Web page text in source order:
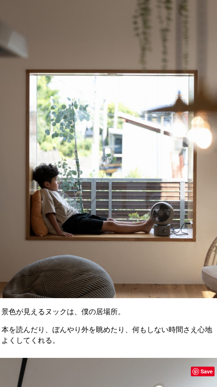
景色が見えるヌックは、僕の居場所。
本を読んだり、ぼんやり外を眺めたり、何もしない時間さえ心地
よくしてくれる。
Save